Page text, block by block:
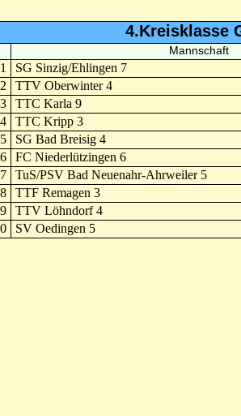
4.Kreisklasse
Mannschaft
1
SG Sinzig/Ehlingen 7
2
TTV Oberwinter 4
3
TTC Karla 9
4
TTC Kripp 3
5
SG Bad Breisig 4
6
FC Niederlützingen 6
7
TuS/PSV Bad Neuenahr-Ahrweiler 5
8
TTF Remagen 3
9
TTV Löhndorf 4
SV Oedingen 5